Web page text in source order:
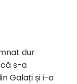
dur
s-a
Galați și i-a